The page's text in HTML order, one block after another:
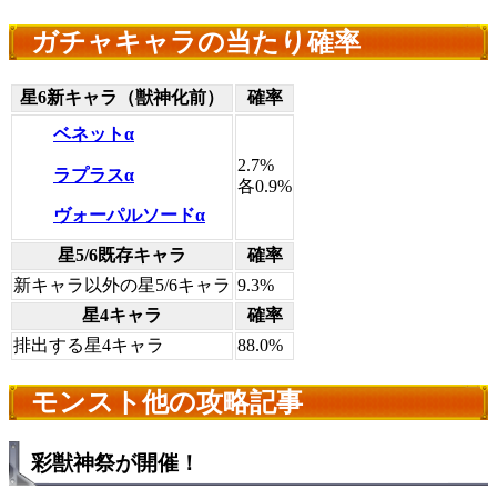
ガチャキャラの当たり確率
星6新キャラ（獣神化前）
確率
ベネットα
ラプラスα
ヴォーパルソードα
2.7%
各0.9%
星5/6既存キャラ
確率
新キャラ以外の星5/6キャラ 9.3%
星4キャラ
確率
排出する星4キャラ
88.0%
モンスト他の攻略記事
彩獣神祭が開催！